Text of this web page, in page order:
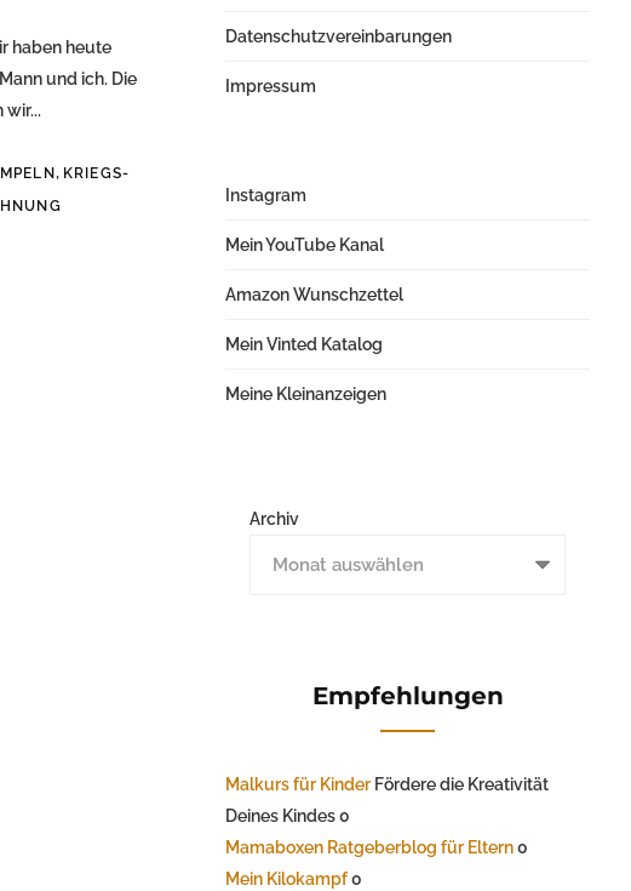
haben heute
und ich. Die
, KRIEGS-
Datenschutzvereinbarungen
Impressum
Instagram
Mein YouTube Kanal
Amazon Wunschzettel
Mein Vinted Katalog
Meine Kleinanzeigen
Archiv
Empfehlungen
Malkurs für Kinder Fördere die Kreativität
Deines Kindes 0
Mamaboxen Ratgeberblog für Eltern0
Mein Kilokampf0